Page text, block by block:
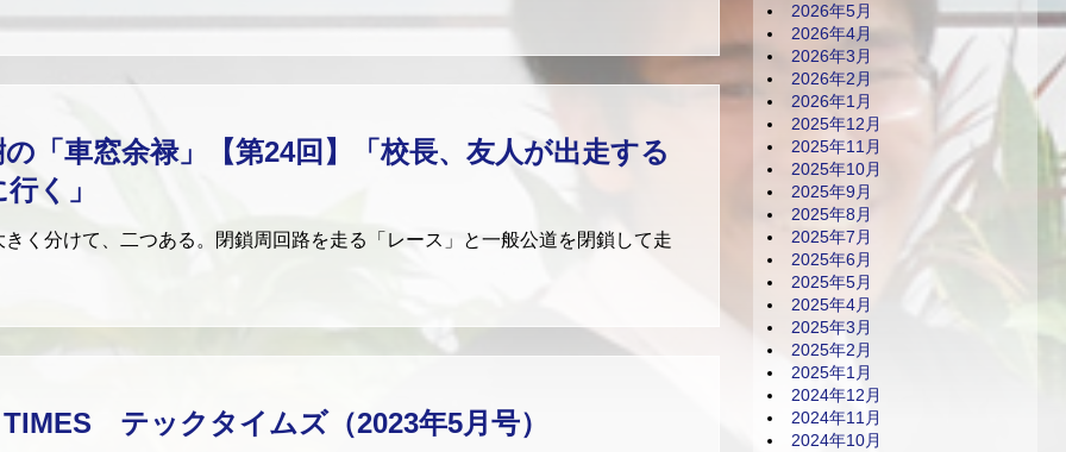
「車窓余禄」【第24回】「校長、友人が出走する
く」
く分けて、二つある。閉鎖周回路を走る「レース」と一般公道を閉鎖して走
テックタイムズ（2023年5月号）
2026年5月
2026年4月
2026年3月
2026年2月
2026年1月
2025年12月
2025年11月
2025年10月
2025年9月
2025年8月
2025年7月
2025年6月
2025年5月
2025年4月
2025年3月
2025年2月
2025年1月
2024年12月
2024年11月
2024年10月